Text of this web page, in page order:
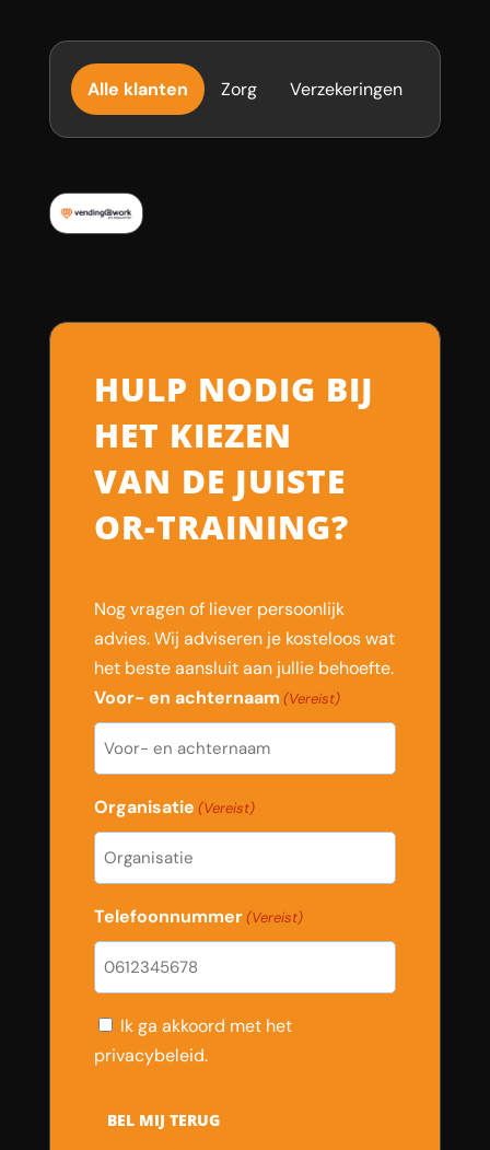
Alle klanten Zorg Verzekeringen
HULP NODIG BIJ
HET KIEZEN
VAN DE JUISTE
OR-TRAINING?
Nog vragen of liever persoonlijk
advies. Wij adviseren je kosteloos wat
het beste aansluit aan jullie behoefte.
Voor- en achternaam (Vereist)
Organisatie (Vereist)
Telefoonnummer(Vereist)
Consent
Ik ga akkoord met het
privacybeleid.